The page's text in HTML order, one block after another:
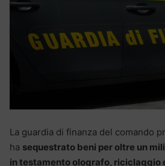
La guardia di finanza del comando
ha sequestrato beni per oltre un
in testamento olografo, riciclaggio